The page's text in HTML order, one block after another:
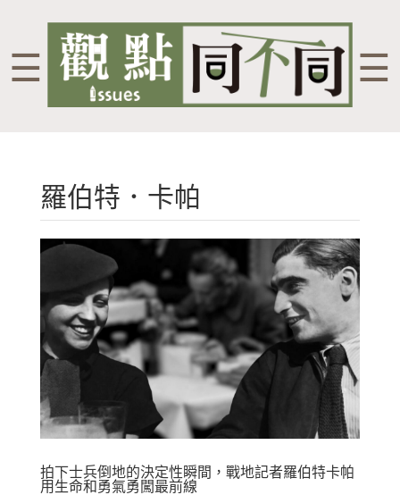
☰ ☰
羅伯特．卡帕
拍下士兵倒地的決定性瞬間，戰地記者羅伯特卡帕
用生命和勇氣勇闖最前線